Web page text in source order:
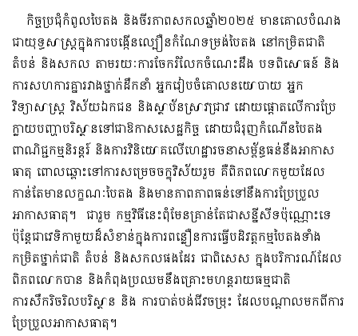
កិច្ចប្រជុំកំពូលបៃតង និងចីរភាពសកលឆ្នាំ២០២៥ មានគោលបំណង
ជាយុទ្ធសាស្ត្រក្នុងការបង្កើនល្បឿនកំណែទម្រង់បៃតង នៅកម្រិតជាតិ
តំបន់ និងសកល តាមរយៈការចែករំលែកចំណេះដឹង បទពិសោធន៍ និង
ការសហការគ្នារវាងថ្នាក់ដឹកនាំ អ្នករៀបចំគោលនយោបាយ អ្នក
វិទ្យាសាស្ត្រ វិស័យឯកជន និងស្ថាប័នស្រាវជ្រាវ ដោយផ្តោតលើការប្រែ
ក្លាយបញ្ហាបរិស្ថានទៅជាឱកាសសេដ្ឋកិច្ច ដោយជំរុញកំណើនបៃតង
ពាណិជ្ជកម្មនិរន្តរ៍ និងការវិនិយោគលើហេដ្ឋារចនាសម្ព័ន្ធធន់នឹងអាកាស
ធាតុ ពោលឆ្ពោះទៅការសម្រេចចក្ខុវិស័យរួម គឺពិភពលោកមួយដែល
កាន់តែមានលក្ខណៈបៃតង និងមានភាពភាពធន់ទៅនឹងការប្រែប្រួល
អាកាសធាតុ។ ជារួម កម្មវិធីនេះពុំមែនគ្រាន់តែជាសន្នីសីទប៉ុណ្ណោះទេ
ប៉ុន្តែជាវេទិកាមួយដ៏សំខាន់ក្នុងការពន្លឿនការធ្វើបដិវត្តកម្មបៃតងទាំង
កម្រិតថ្នាក់ជាតិ តំបន់ និងសកលផងដែរ ជាពិសេស ក្នុងបរិការណ៍ដែល
ពិភពលោកបាន និងកំពុងប្រឈមនឹងគ្រោះមហន្តរាយធម្មជាតិ
ការសឹករិចរិលបរិស្ថាន និង ការបាត់បង់ជីវចម្រុះ ដែលបណ្តាលមកពីការ
ប្រែប្រួលអាកាសធាតុ។